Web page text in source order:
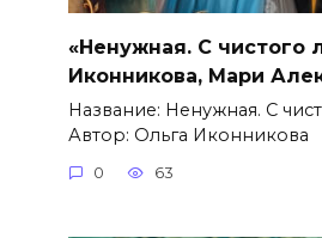
«Ненужная. С чистого
Иконникова, Мари
Название: Ненужная. С
Автор: Ольга Иконникова
0 63